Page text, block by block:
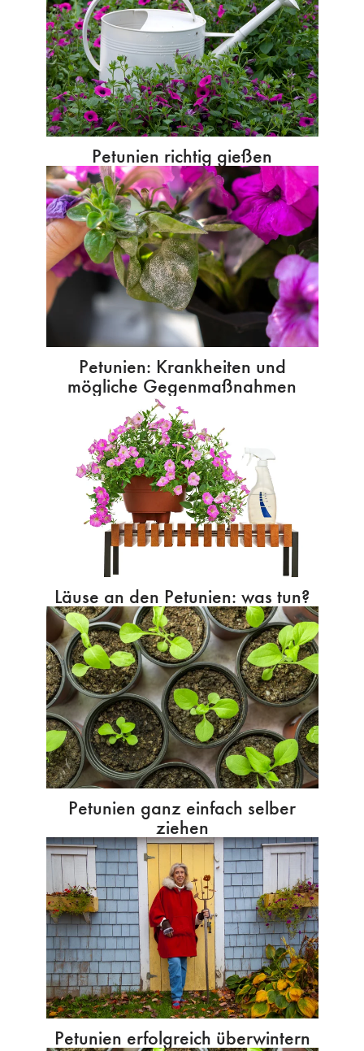
Petunien richtig gießen
Petunien: Krankheiten und
mögliche Gegenmaßnahmen
Läuse an den Petunien: was tun?
Petunien ganz einfach selber
ziehen
Petunien erfolgreich überwintern